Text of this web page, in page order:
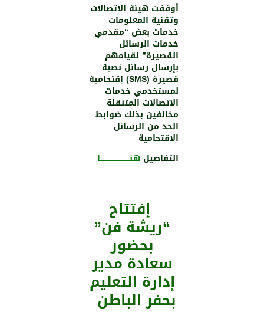
أوقفت هيئة الاتصالات
وتقنية المعلومات
خدمات بعض “مقدمي
خدمات الرسائل
القصيرة” لقيامهم
بإرسال رسائل نصية
قصيرة (SMS) إقتحامية
لمستخدمي خدمات
الاتصالات المتنقلة
مخالفين بذلك ضوابط
الحد من الرسائل
الاقتحامية
التفاصيلهنـــــــــــــــــــــــــا
إفتتاح
“ريشة فن”
بحضور
سعادة مدير
إدارة التعليم
بحفر الباطن